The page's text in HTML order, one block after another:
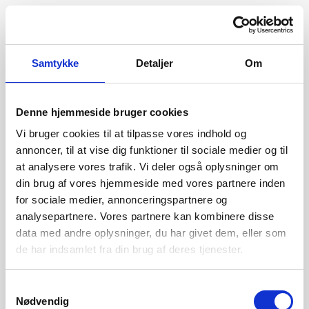
Samtykke Detaljer Om
Denne hjemmeside bruger cookies
Vi bruger cookies til at tilpasse vores indhold og
annoncer, til at vise dig funktioner til sociale medier og til
at analysere vores trafik. Vi deler også oplysninger om
din brug af vores hjemmeside med vores partnere inden
for sociale medier, annonceringspartnere og
analysepartnere. Vores partnere kan kombinere disse
data med andre oplysninger, du har givet dem, eller som
de har indsamlet fra din brug af deres tjenester.
Nødvendig
404